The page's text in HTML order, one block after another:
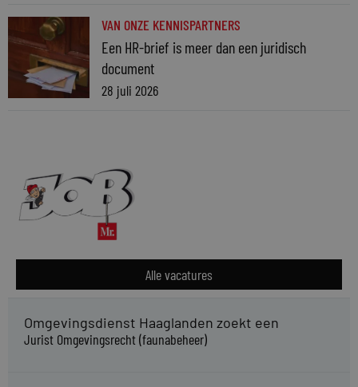
VAN ONZE KENNISPARTNERS
Een HR-brief is meer dan een juridisch
document
28 juli 2026
Alle vacatures
Omgevingsdienst Haaglanden zoekt een
Jurist Omgevingsrecht (faunabeheer)